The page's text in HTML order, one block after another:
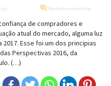
Nenhum comentário
de compradores e
atual do mercado, alguma luz
Esse foi um dos principias
Perspectivas 2016, da
(…)